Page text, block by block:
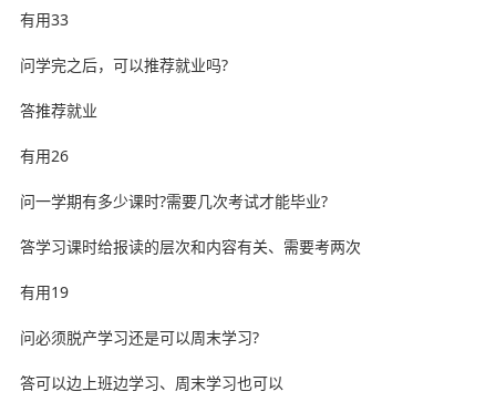
有用33
问学完之后，可以推荐就业吗?
答推荐就业
有用26
问一学期有多少课时?需要几次考试才能毕业?
答学习课时给报读的层次和内容有关、需要考两次
有用19
问必须脱产学习还是可以周末学习?
答可以边上班边学习、周末学习也可以